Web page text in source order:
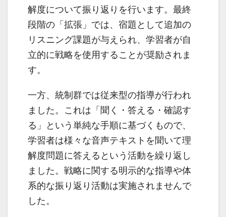
解度について振り返りを行います。最終
段階の「拡張」では、宿題として追加の
リスニング課題が与えられ、学習者が自
立的に戦略を使用することが奨励されま
す。
一方、統制群では従来型の指導が行われ
ました。これは「聞く・答える・確認す
る」という単純な手順に基づくもので、
学習者は様々な音声テキストを聞いて理
解度問題に答えるという活動を繰り返し
ました。戦略に関する明示的な指導や体
系的な振り返り活動は実施されませんで
した。